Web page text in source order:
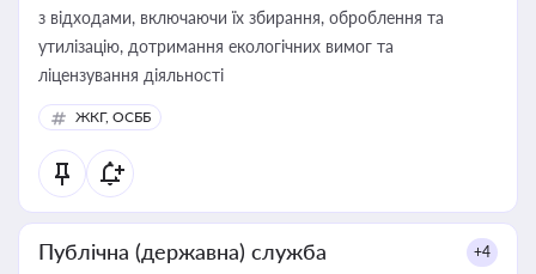
з відходами, включаючи їх збирання, оброблення та
утилізацію, дотримання екологічних вимог та
ліцензування діяльності
ЖКГ, ОСББ
Публічна (державна) служба +4